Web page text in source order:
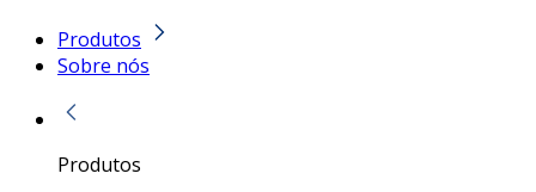
Produtos
Sobre nós
Produtos